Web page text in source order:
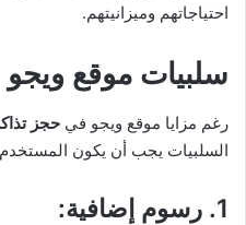
احتياجاتهم وميزانيتهم.
سلبيات موقع ويجو
رغم مزايا موقع ويجو في حجز
السلبيات يجب أن يكون المستخدم
1. رسوم إضافية :